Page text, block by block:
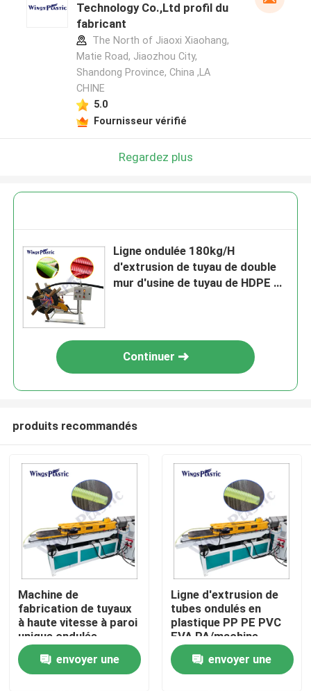
Maison
Produits
Technology Co.,Ltd profil du
fabricant
The North of Jiaoxi Xiaohang,
Matie Road, Jiaozhou City,
Shandong Province, China ,LA
CHINE
5.0
Fournisseur vérifié
Regardez plus
Ligne ondulée 180kg/H
d'extrusion de tuyau de double
mur d'usine de tuyau de HDPE de
Continuer
produits recommandés
Machine de
fabrication de tuyaux
à haute vitesse à paroi
unique ondulée
envoyer une
Ligne d'extrusion de
tubes ondulés en
plastique PP PE PVC
EVA PA/machine
d'extrusion de tubes
ondulés en plastique
envoyer une